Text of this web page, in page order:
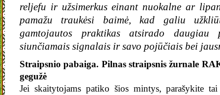
reljefu ir užsimerkus einant nuokalne ar
pamažu traukėsi baimė, kad galiu
gamtojautos praktikas atsirado daugiau
siunčiamais signalais ir savo pojūčiais bei
Straipsnio pabaiga. Pilnas straipsnis žurnale
gegužė
Jei skaitytojams patiko šios mintys, parašykite tai